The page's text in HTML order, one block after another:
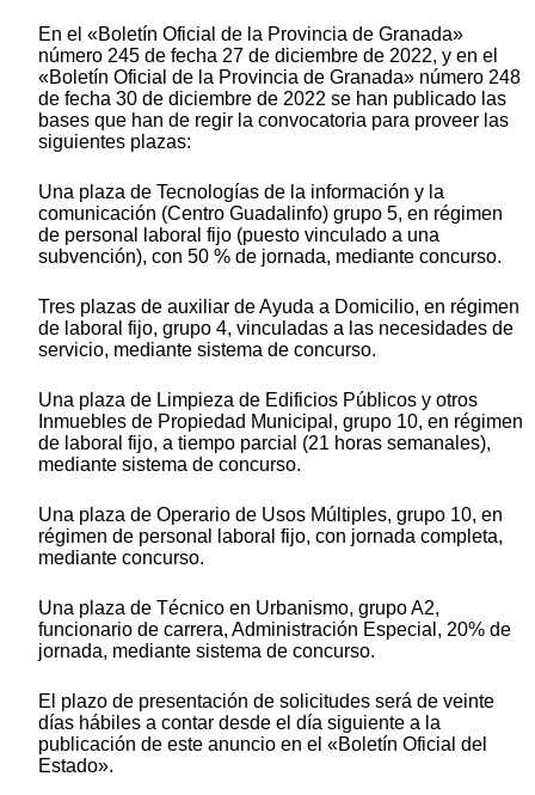
En el «Boletín Oficial de la Provincia de Granada»
número 245 de fecha 27 de diciembre de 2022, y en el
«Boletín Oficial de la Provincia de Granada» número 248
de fecha 30 de diciembre de 2022 se han publicado las
bases que han de regir la convocatoria para proveer las
siguientes plazas:
Una plaza de Tecnologías de la información y la
comunicación (Centro Guadalinfo) grupo 5, en régimen
de personal laboral fijo (puesto vinculado a una
subvención), con 50 % de jornada, mediante concurso.
Tres plazas de auxiliar de Ayuda a Domicilio, en régimen
de laboral fijo, grupo 4, vinculadas a las necesidades de
servicio, mediante sistema de concurso.
Una plaza de Limpieza de Edificios Públicos y otros
Inmuebles de Propiedad Municipal, grupo 10, en régimen
de laboral fijo, a tiempo parcial (21 horas semanales),
mediante sistema de concurso.
Una plaza de Operario de Usos Múltiples, grupo 10, en
régimen de personal laboral fijo, con jornada completa,
mediante concurso.
Una plaza de Técnico en Urbanismo, grupo A2,
funcionario de carrera, Administración Especial, 20% de
jornada, mediante sistema de concurso.
El plazo de presentación de solicitudes será de veinte
días hábiles a contar desde el día siguiente a la
publicación de este anuncio en el «Boletín Oficial del
Estado».